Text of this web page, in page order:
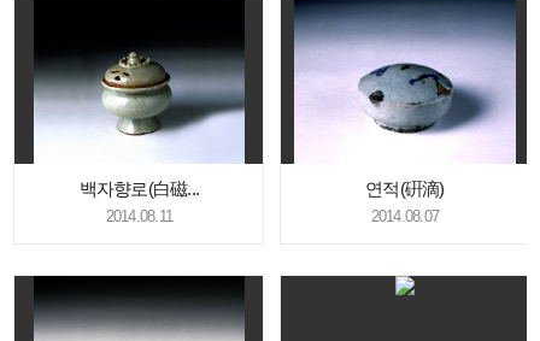
백자향로(白磁...
2014.08.11
연적(硏滴)
2014.08.07